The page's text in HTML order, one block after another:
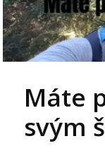
Máte
svým